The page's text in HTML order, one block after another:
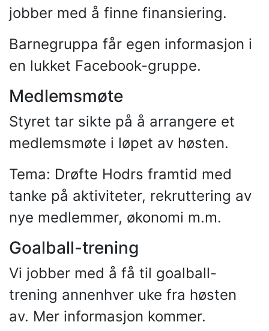
jobber med å finne finansiering.
Barnegruppa får egen informasjon i
en lukket Facebook-gruppe.
Medlemsmøte
Styret tar sikte på å arrangere et
medlemsmøte i løpet av høsten.
Tema: Drøfte Hodrs framtid med
tanke på aktiviteter, rekruttering av
nye medlemmer, økonomi m.m.
Goalball-trening
Vi jobber med å få til goalball-
trening annenhver uke fra høsten
av. Mer informasjon kommer.